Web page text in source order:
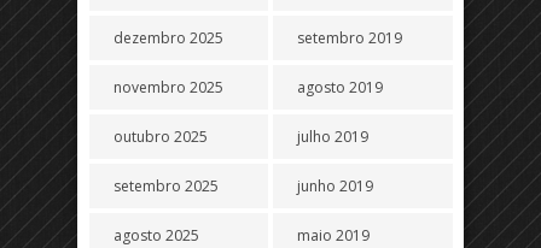
dezembro 2025
novembro 2025
outubro 2025
setembro 2025
agosto 2025
setembro 2019
agosto 2019
julho 2019
junho 2019
maio 2019